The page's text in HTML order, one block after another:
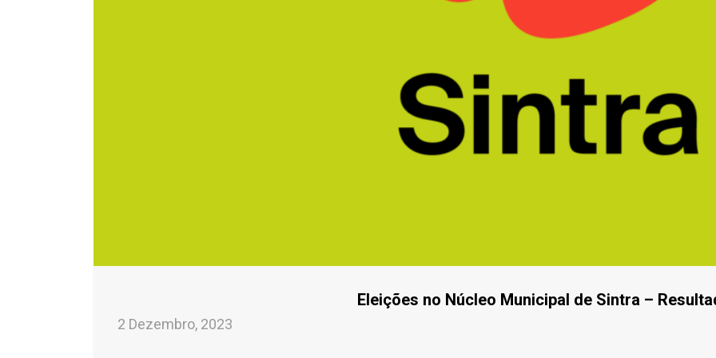
Eleições no Núcleo Municipal de Sintra –
2 Dezembro, 2023